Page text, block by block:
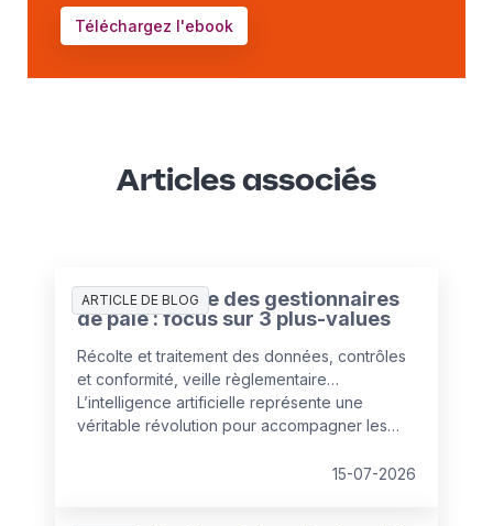
Téléchargez l'ebook
Articles associés
ARTICLE DE BLOG
L’IA au service des gestionnaires
de paie : focus sur 3 plus-values
Récolte et traitement des données, contrôles
et conformité, veille règlementaire…
L’intelligence artificielle représente une
véritable révolution pour accompagner les
ouvre la voie à un gestionnaire « augmenté »,
15-07-2026